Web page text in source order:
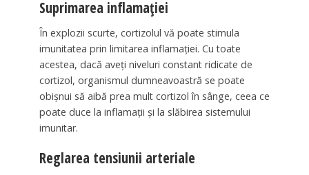
Suprimarea inflamației
În explozii scurte, cortizolul vă poate stimula
imunitatea prin limitarea inflamației. Cu toate
acestea, dacă aveți niveluri constant ridicate de
cortizol, organismul dumneavoastră se poate
obișnui să aibă prea mult cortizol în sânge, ceea ce
poate duce la inflamații și la slăbirea sistemului
imunitar.
Reglarea tensiunii arteriale